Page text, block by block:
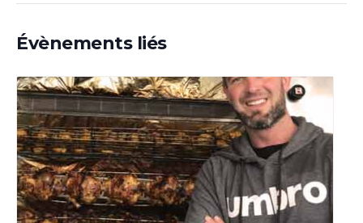
Évènements liés